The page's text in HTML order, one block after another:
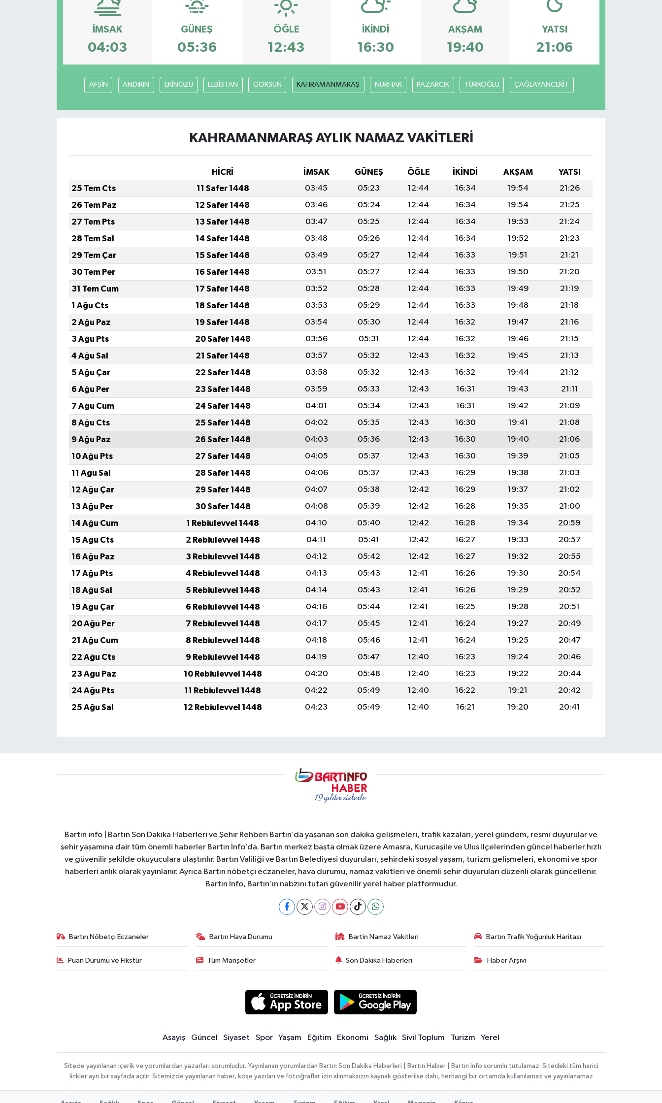
İMSAK
04:03
GÜNEŞ
05:36
ÖĞLE
12:43
İKINDI
16:30
AKŞAM
19:40
YATSI
21:06
AFŞİN ANDIRIN EKİNÖZÜ ELBİSTAN GÖKSUN KAHRAMANMARAŞ NURHAK PAZARCIK TÜRKOĞLU ÇAĞLAYANCERİT
KAHRAMANMARAŞ AYLIK NAMAZ VAKITLERI
HİCRİ İMSAK GÜNEŞ ÖĞLE İKINDI AKŞAM
YATSI
25 Tem Cts
11 Safer 1448 03:45 05:23 12:44 16:34 19:54
21:26
26 Tem Paz
12 Safer 1448 03:46 05:24 12:44 16:34 19:54
21:25
27 Tem Pts
13 Safer 1448 03:47 05:25 12:44 16:34 19:53
21:24
28 Tem Sal
14 Safer 1448 03:48 05:26 12:44 16:34 19:52
21:23
29 Tem Çar
15 Safer 1448 03:49 05:27 12:44 16:33 19:51
21:21
30 Tem Per
16 Safer 1448 03:51 05:27 12:44 16:33 19:50
21:20
31 Tem Cum
17 Safer 1448 03:52 05:28 12:44 16:33 19:49
21:19
1 Ağu Cts
18 Safer 1448 03:53 05:29 12:44 16:33 19:48
21:18
2 Ağu Paz
19 Safer 1448 03:54 05:30 12:44 16:32 19:47
21:16
3 Ağu Pts
20 Safer 1448 03:56 05:31 12:44 16:32 19:46
21:15
4 Ağu Sal
21 Safer 1448 03:57 05:32 12:43 16:32 19:45
21:13
5 Ağu Çar
22 Safer 1448 03:58 05:32 12:43 16:32 19:44
21:12
6 Ağu Per
23 Safer 1448 03:59 05:33 12:43 16:31 19:43
21:11
7 Ağu Cum
24 Safer 1448 04:01 05:34 12:43 16:31 19:42
21:09
8 Ağu Cts
25 Safer 1448 04:02 05:35 12:43 16:30 19:41
21:08
9 Ağu Paz
26 Safer 1448 04:03 05:36 12:43 16:30 19:40
21:06
10 Ağu Pts
27 Safer 1448 04:05 05:37 12:43 16:30 19:39
21:05
11 Ağu Sal
28 Safer 1448 04:06 05:37 12:43 16:29 19:38
21:03
12 Ağu Çar
29 Safer 1448 04:07 05:38 12:42 16:29 19:37
21:02
13 Ağu Per
30 Safer 1448 04:08 05:39 12:42 16:28 19:35
21:00
14 Ağu Cum
1 Rebiulevvel 1448 04:10 05:40 12:42 16:28 19:34
20:59
15 Ağu Cts
2 Rebiulevvel 1448 04:11 05:41 12:42 16:27 19:33
20:57
16 Ağu Paz
3 Rebiulevvel 1448 04:12 05:42 12:42 16:27 19:32
20:55
17 Ağu Pts
4 Rebiulevvel 1448 04:13 05:43 12:41 16:26 19:30
20:54
18 Ağu Sal
5 Rebiulevvel 1448 04:14 05:43 12:41 16:26 19:29
20:52
19 Ağu Çar
6 Rebiulevvel 1448 04:16 05:44 12:41 16:25 19:28
20:51
20 Ağu Per
7 Rebiulevvel 1448 04:17 05:45 12:41 16:24 19:27
20:49
21 Ağu Cum
8 Rebiulevvel 1448 04:18 05:46 12:41 16:24 19:25
20:47
22 Ağu Cts
9 Rebiulevvel 1448 04:19 05:47 12:40 16:23 19:24
20:46
23 Ağu Paz
10 Rebiulevvel 1448 04:20 05:48 12:40 16:23 19:22
20:44
24 Ağu Pts
11 Rebiulevvel 1448 04:22 05:49 12:40 16:22 19:21
20:42
25 Ağu Sal
12 Rebiulevvel 1448 04:23 05:49 12:40 16:21 19:20 20:41
Bartın info | Bartın Son Dakika Haberleri ve Şehir Rehberi Bartın’da yaşanan son dakika gelişmeleri, trafik kazaları, yerel gündem, resmi duyurular ve
şehir yaşamına dair tüm önemli haberler Bartın İnfo’da. Bartın merkez başta olmak üzere Amasra, Kurucaşile ve Ulus ilçelerinden güncel haberler hızlı
ve güvenilir şekilde okuyuculara ulaştırılır. Bartın Valiliği ve Bartın Belediyesi duyuruları, şehirdeki sosyal yaşam, turizm gelişmeleri, ekonomi ve spor
haberleri anlık olarak yayınlanır. Ayrıca Bartın nöbetçi eczaneler, hava durumu, namaz vakitleri ve önemli şehir duyuruları düzenli olarak güncellenir.
Bartın İnfo, Bartın’ın nabzını tutan güvenilir yerel haber platformudur.
Bartın Nöbetçi Eczaneler Bartın Hava Durumu Bartin Namaz Vakitleri Bartın Trafik Yoğunluk Haritası
Puan Durumu ve Fikstür Tüm Manşetler Son Dakika Haberleri Haber Arşivi
Asayiş Güncel Siyaset Spor Yaşam Eğitim Ekonomi Sağlık Sivil Toplum Turizm Yerel
Sitede yayınlanan içerik ve yorumlardan yazarları sorumludur. Yayınlanan yorumlardan Bartın Son Dakika Haberleri | Bartın Haber | Bartın İnfo sorumlu tutulamaz. Sitedeki tüm harici
linkler ayrı bir sayfada açılır. Sitemizde yayınlanan haber, köşe yazıları ve fotoğraflar izin alınmaksızın kaynak gösterilse dahi, herhangi bir ortamda kullanılamaz ve yayınlanamaz
Yerel Yönetimler